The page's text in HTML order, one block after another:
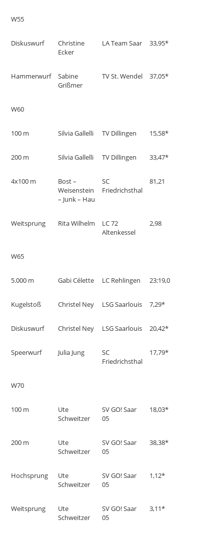
W55
Diskuswurf
Christine
Ecker
LA Team Saar 33,95*
Hammerwurf
Sabine
Grißmer
TV St. Wendel 37,05*
W60
100 m Silvia Gallelli TV Dillingen 15,58*
200 m Silvia Gallelli TV Dillingen 33,47*
4x100 m
Bost –
Weisenstein
– Junk – Hau
SC
Friedrichsthal
81,21
Weitsprung Rita Wilhelm
LC 72
Altenkessel
2,98
W65
5.000 m Gabi Célette LC Rehlingen 23:19,0
Kugelstoß Christel Ney LSG Saarlouis 7,29*
Diskuswurf Christel Ney LSG Saarlouis 20,42*
Speerwurf Julia Jung
SC
Friedrichsthal
17,79*
W70
100 m
Ute
Schweitzer
SV GO! Saar
05
18,03*
200 m
Ute
Schweitzer
SV GO! Saar
05
38,38*
Hochsprung
Ute
Schweitzer
SV GO! Saar
05
1,12*
Weitsprung
Ute
Schweitzer
SV GO! Saar
05
3,11*